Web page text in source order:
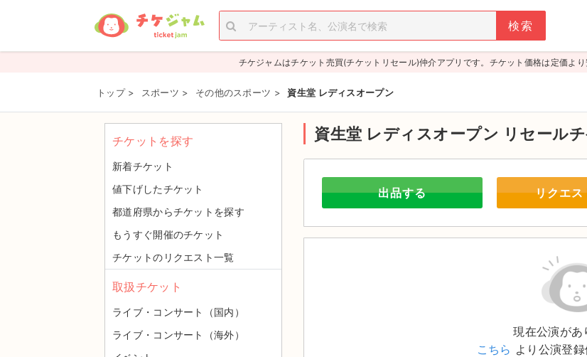
チケジャムはチケット売買(チケットリセール)仲介アプリです。チケット価格は定価より
トップ > スポーツ > その他のスポーツ > 資生堂 レディスオープン
資生堂 レディスオープン リセール
出品する リクエス
現在公演があ
こちら より公演登録
チケットを探す
新着チケット
値下げしたチケット
都道府県からチケットを探す
もうすぐ開催のチケット
チケットのリクエスト一覧
取扱チケット
ライブ・コンサート（国内）
ライブ・コンサート（海外）